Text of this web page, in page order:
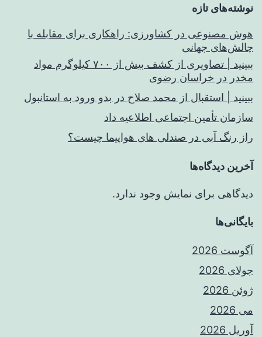
نوشته‌های تازه
هوش مصنوعی در کشاورزی: راهکاری برای مقابله با
چالش‌های جهانی
ببینید | تصاویری از کشف بیش از ۷۰۰ کیلوگرم مواد
مخدر در خراسان رضوی
ببینید | استقبال از محمد صلاح در بدو ورود به استانبول
سازمان تأمین اجتماعی اطلاعیه داد
راز رنگ آبی در صندلی های هواپیما چیست؟
آخرین دیدگاه‌ها
دیدگاهی برای نمایش وجود ندارد.
بایگانی‌ها
آگوست 2026
جولای 2026
ژوئن 2026
می 2026
آوریل 2026